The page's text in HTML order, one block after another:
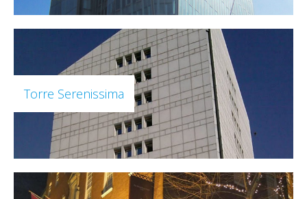
Torre Serenissima